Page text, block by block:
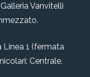
Vanvitelli
1 (fermata
Centrale,